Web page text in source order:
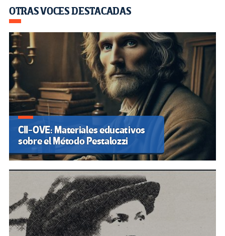
OTRAS VOCES DESTACADAS
CII-OVE: Materiales educativos
sobre el Método Pestalozzi